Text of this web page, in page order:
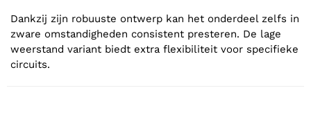
Dankzij zijn robuuste ontwerp kan het onderdeel zelfs in
zware omstandigheden consistent presteren. De lage
weerstand variant biedt extra flexibiliteit voor specifieke
circuits.